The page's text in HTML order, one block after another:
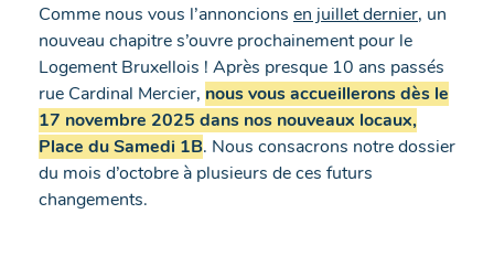
Comme nous vous l’annoncions en juillet dernier, un
nouveau chapitre s’ouvre prochainement pour le
Logement Bruxellois ! Après presque 10 ans passés
rue Cardinal Mercier, nous vous accueillerons dès le
17 novembre 2025 dans nos nouveaux locaux,
Place du Samedi 1B. Nous consacrons notre dossier
du mois d’octobre à plusieurs de ces futurs
changements.